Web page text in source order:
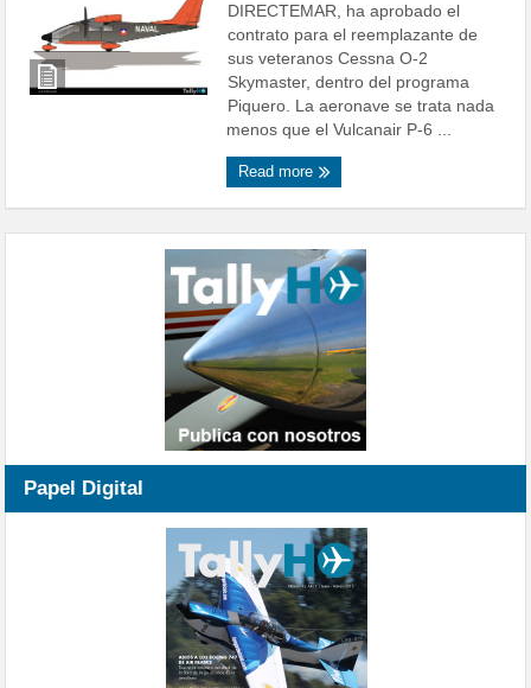
DIRECTEMAR, ha aprobado el
contrato para el reemplazante de
sus veteranos Cessna O-2
Skymaster, dentro del programa
Piquero. La aeronave se trata nada
menos que el Vulcanair P-6 ...
Read more
Papel Digital